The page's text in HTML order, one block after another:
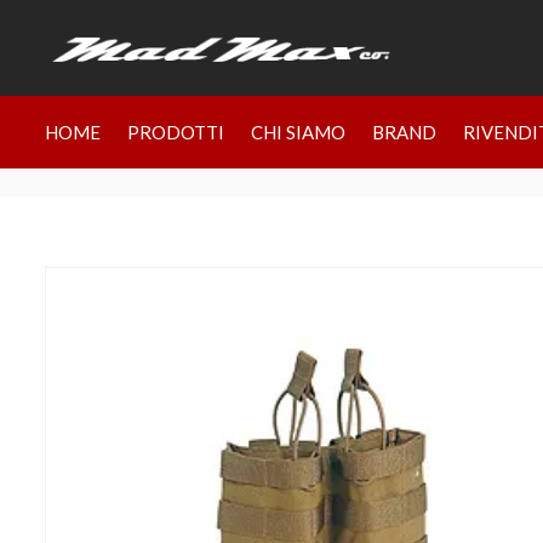
HOME PRODOTTI CHI SIAMO BRAND